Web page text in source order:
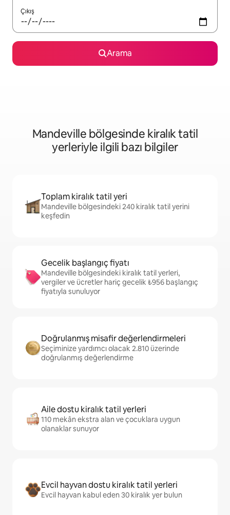
Çıkış
Arama
Mandeville bölgesinde kiralık tatil
yerleriyle ilgili bazı bilgiler
Toplam kiralık tatil yeri
Mandeville bölgesindeki 240 kiralık tatil yerini
keşfedin
Gecelik başlangıç fiyatı
Mandeville bölgesindeki kiralık tatil yerleri,
vergiler ve ücretler hariç gecelik ₺956 başlangıç
fiyatıyla sunuluyor
Doğrulanmış misafir değerlendirmeleri
Seçiminize yardımcı olacak 2.810 üzerinde
doğrulanmış değerlendirme
Aile dostu kiralık tatil yerleri
110 mekân ekstra alan ve çocuklara uygun
olanaklar sunuyor
Evcil hayvan dostu kiralık tatil yerleri
Evcil hayvan kabul eden 30 kiralık yer bulun